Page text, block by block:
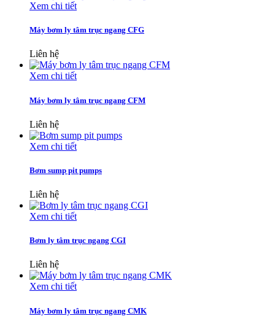
Xem chi tiết
Máy bơm ly tâm trục ngang CFG
Liên hệ
Xem chi tiết
Máy bơm ly tâm trục ngang CFM
Liên hệ
Xem chi tiết
Bơm sump pit pumps
Liên hệ
Xem chi tiết
Bơm ly tâm trục ngang CGI
Liên hệ
Xem chi tiết
Máy bơm ly tâm trục ngang CMK